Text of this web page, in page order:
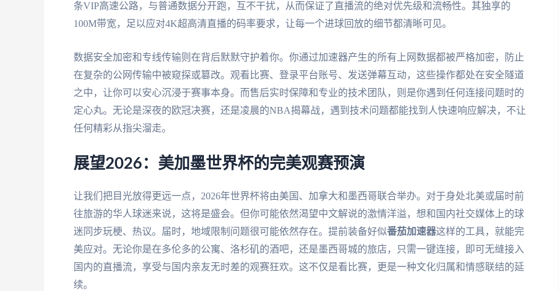
条VIP高速公路，与普通数据分开跑，互不干扰，从而保证了直播流的绝对优先级和流畅性。其独享的
100M带宽，足以应对4K超高清直播的码率要求，让每一个进球回放的细节都清晰可见。
数据安全加密和专线传输则在背后默默守护着你。你通过加速器产生的所有上网数据都被严格加密，防止
在复杂的公网传输中被窥探或篡改。观看比赛、登录平台账号、发送弹幕互动，这些操作都处在安全隧道
之中，让你可以安心沉浸于赛事本身。而售后实时保障和专业的技术团队，则是你遇到任何连接问题时的
定心丸。无论是深夜的欧冠决赛，还是凌晨的NBA揭幕战，遇到技术问题都能找到人快速响应解决，不让
任何精彩从指尖溜走。
展望2026：美加墨世界杯的完美观赛预演
让我们把目光放得更远一点，2026年世界杯将由美国、加拿大和墨西哥联合举办。对于身处北美或届时前
往旅游的华人球迷来说，这将是盛会。但你可能依然渴望中文解说的激情洋溢，想和国内社交媒体上的球
迷同步玩梗、热议。届时，地域限制问题很可能依然存在。提前装备好似番茄加速器这样的工具，就能完
美应对。无论你是在多伦多的公寓、洛杉矶的酒吧，还是墨西哥城的旅店，只需一键连接，即可无缝接入
国内的直播流，享受与国内亲友无时差的观赛狂欢。这不仅是看比赛，更是一种文化归属和情感联结的延
续。